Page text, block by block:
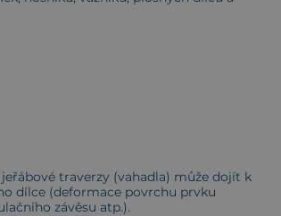
traverzy (vahadla) může dojít k
dílce (deformace povrchu prvku
závěsu atp.).